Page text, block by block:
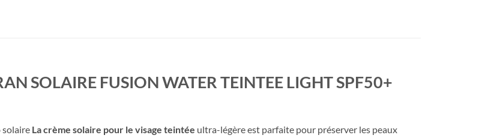
SOLAIRE FUSION WATER TEINTEE LIGHT SPF50+
solaire Lacrème solaire pour le visage teintée ultra-légèreest parfaite pour préserver les peaux